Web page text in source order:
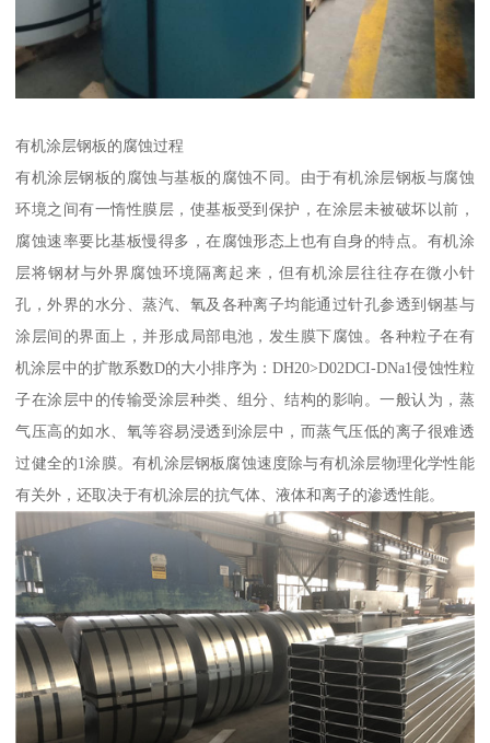
有机涂层钢板的腐蚀过程
有机涂层钢板的腐蚀与基板的腐蚀不同。由于有机涂层钢板与腐蚀
环境之间有一惰性膜层，使基板受到保护，在涂层未被破坏以前，
腐蚀速率要比基板慢得多，在腐蚀形态上也有自身的特点。有机涂
层将钢材与外界腐蚀环境隔离起来，但有机涂层往往存在微小针
孔，外界的水分、蒸汽、氧及各种离子均能通过针孔参透到钢基与
涂层间的界面上，并形成局部电池，发生膜下腐蚀。各种粒子在有
机涂层中的扩散系数D的大小排序为：DH20>D02DCI-DNa1侵蚀性粒
子在涂层中的传输受涂层种类、组分、结构的影响。一般认为，蒸
气压高的如水、氧等容易浸透到涂层中，而蒸气压低的离子很难透
过健全的1涂膜。有机涂层钢板腐蚀速度除与有机涂层物理化学性能
有关外，还取决于有机涂层的抗气体、液体和离子的渗透性能。